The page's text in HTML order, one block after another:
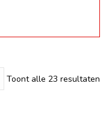
Toont alle 23 resultaten